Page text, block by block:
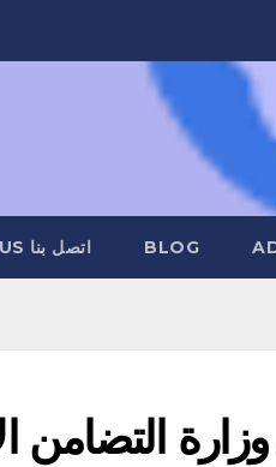
BLOG اتصل بنا CALL US